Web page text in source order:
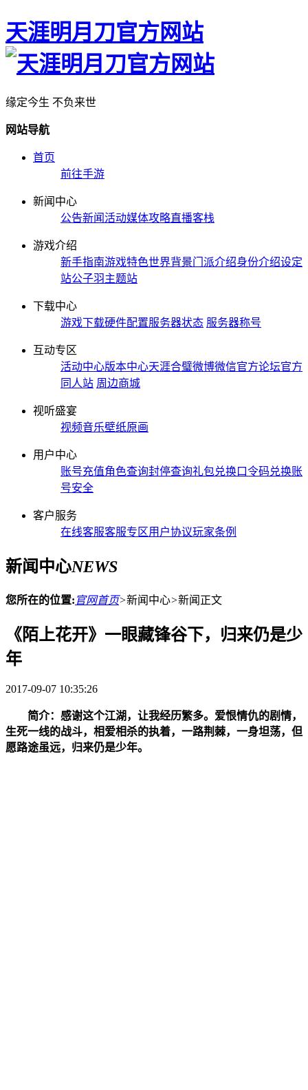
天涯明月刀官方网站
缘定今生 不负来世
网站导航
首页
前往手游
新闻中心
公告新闻活动媒体攻略直播客栈
游戏介绍
新手指南游戏特色世界背景门派介绍身份介绍设定
站公子羽主题站
下载中心
游戏下载硬件配置服务器状态 服务器称号
互动专区
活动中心版本中心天涯合璧微博微信官方论坛官方
同人站 周边商城
视听盛宴
视频音乐壁纸原画
用户中心
账号充值角色查询封停查询礼包兑换口令码兑换账
号安全
客户服务
在线客服客服专区用户协议玩家条例
新闻中心NEWS
您所在的位置: 官网首页>新闻中心>新闻正文
《陌上花开》一眼藏锋谷下，归来仍是少
年
2017-09-07 10:35:26
简介： 感谢这个江湖，让我经历繁多。 爱恨情仇的剧情，
生死一线的战斗，相爱相杀的执着，一路荆棘，一身坦荡，但
愿路途虽远，归来仍是少年。